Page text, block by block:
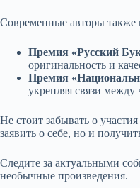
Современные авторы также
Премия «Русский
оригинальность и
Премия
укрепляя связи между
Не стоит забывать о
заявить о себе, но и
Следите за актуальными
необычные произведения.